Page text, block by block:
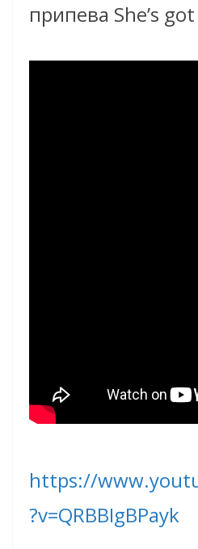
припева She’s
https://
?v=QRBBIgBPayk